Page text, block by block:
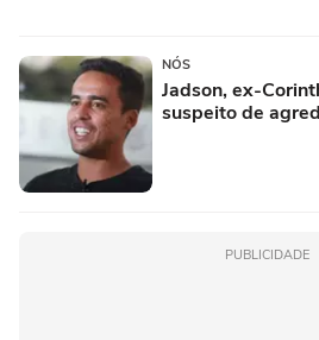
NÓS
Jadson, ex-
suspeito de
PUBLICIDADE